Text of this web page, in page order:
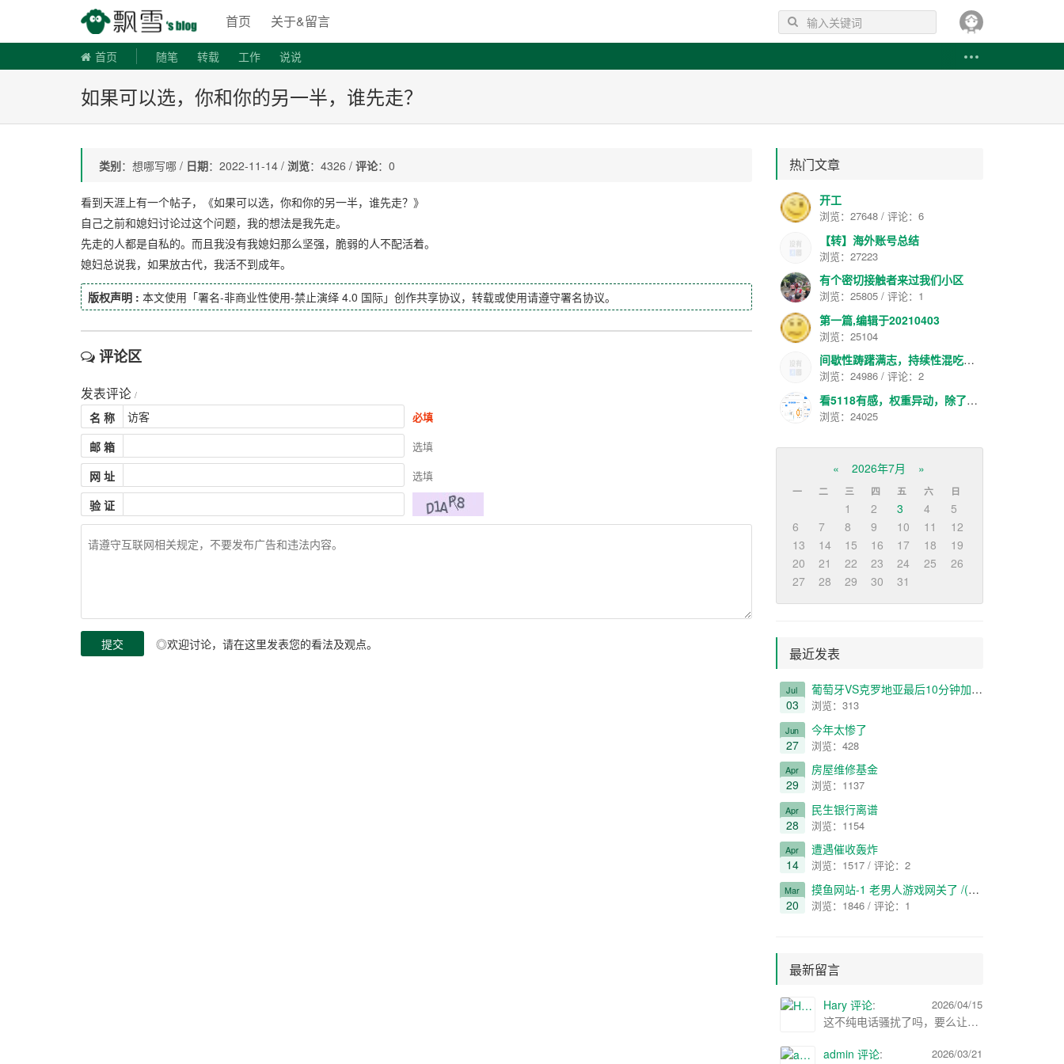
飘雪博客
首页 关于&留言
首页 随笔 转载 工作 说说
如果可以选，你和你的另一半，谁先走？
类别：想哪写哪 / 日期：2022-11-14 / 浏览：4326 / 评论：0
看到天涯上有一个帖子，《如果可以选，你和你的另一半，谁先走？》
自己之前和媳妇讨论过这个问题，我的想法是我先走。
先走的人都是自私的。而且我没有我媳妇那么坚强，脆弱的人不配活着。
媳妇总说我，如果放古代，我活不到成年。
版权声明 : 本文使用「署名-非商业性使用-禁止演绎 4.0 国际」创作共享协议，转载或使用请遵守署名协议。
评论区
发表评论 /
名 称 必填
邮 箱 选填
网 址 选填
验 证
◎欢迎讨论，请在这里发表您的看法及观点。
热门文章
开工
浏览：27648 / 评论：6
【转】海外账号总结
浏览：27223
有个密切接触者来过我们小区
浏览：25805 / 评论：1
第一篇,编辑于20210403
浏览：25104
间歇性踌躇满志，持续性混吃等死
浏览：24986 / 评论：2
看5118有感，权重异动，除了大站就是色流了
浏览：24025
« 2026年7月 »
一 二 三 四 五 六 日
1 2 3 4
5
6
7 8 9 10 11
12
13
14 15 16 17 18
19
20
21 22 23 24 25
26
27
28 29 30 31
最近发表
Jul
03
葡萄牙VS克罗地亚最后10分钟加时给我看哭了
浏览：313
Jun
27
今年太惨了
浏览：428
Apr
29
房屋维修基金
浏览：1137
Apr
28
民生银行离谱
浏览：1154
Apr
14
遭遇催收轰炸
浏览：1517 / 评论：2
Mar
20
摸鱼网站-1 老男人游戏网关了 /(ㄒoㄒ)/~~
浏览：1846 / 评论：1
最新留言
Hary 评论: 2026/04/15
这不纯电话骚扰了吗，要么让那个员工处理，要么报警处理
admin 评论: 2026/03/21